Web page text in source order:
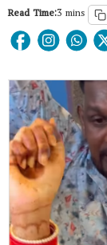
Read Time:3 mins